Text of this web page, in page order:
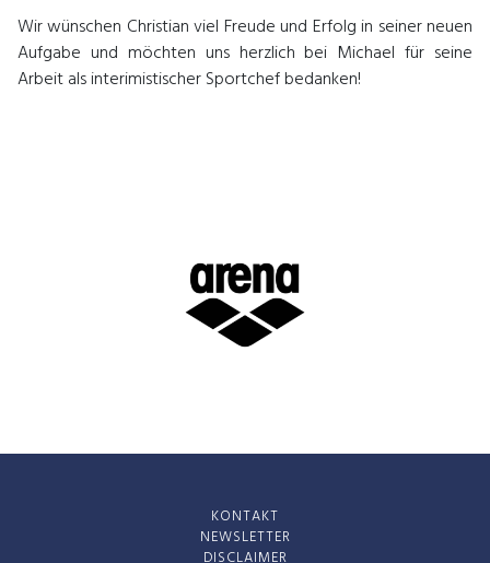
Wir wünschen Christian viel Freude und Erfolg in seiner neuen
Aufgabe und möchten uns herzlich bei Michael für seine
Arbeit als interimistischer Sportchef bedanken!
KONTAKT
NEWSLETTER
DISCLAIMER